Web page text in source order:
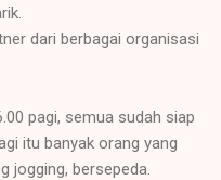
dari berbagai organisasi
pagi, semua sudah siap
itu banyak orang yang
jogging, bersepeda.